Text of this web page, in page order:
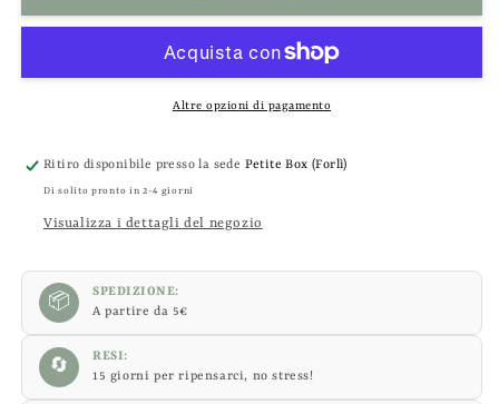
Miyazaki&quot;
Petite
Adulti
e
ragazzi
12
anni
in
su
Miyazaki&quot;
Petite
Box
Adulti
e
ragazzi
12
anni
in
su
Altre opzioni di pagamento
Ritiro disponibile presso la sede Petite Box (Forlì)
Di solito pronto in 2-4 giorni
Visualizza i dettagli del negozio
📦
SPEDIZIONE:
A partire da 5€
🔄
RESI:
15 giorni per ripensarci, no stress!